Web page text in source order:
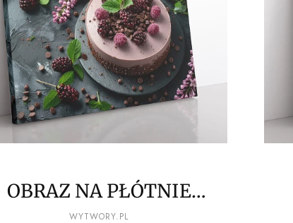
OBRAZ NA PŁÓTNIE
owocowy przysmak wz3
PRODUCENT
WYTWORY.PL